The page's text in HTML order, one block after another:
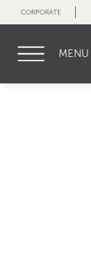
CORPORATE
MENU